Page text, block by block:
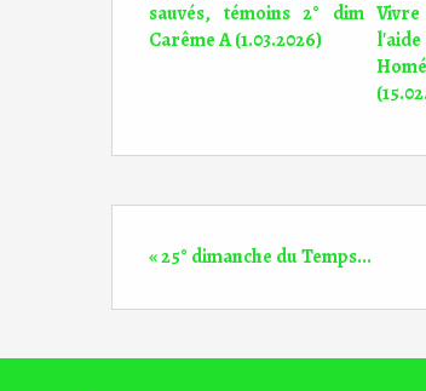
sauvés, témoins 2° dim
Carême A (1.03.2026)
« 25° dimanche du Temps...